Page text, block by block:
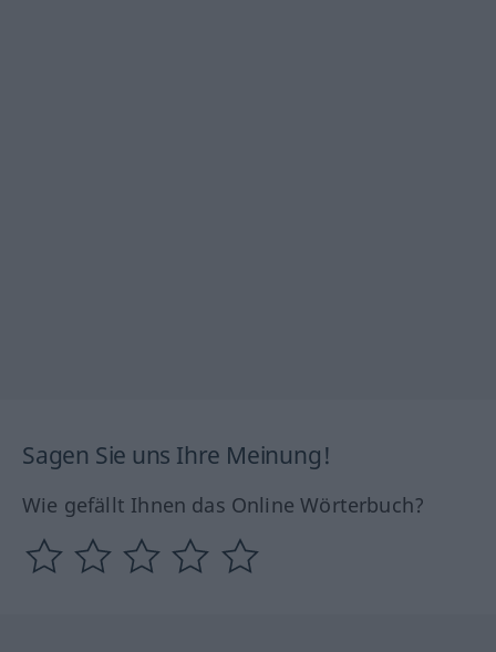
Sagen Sie uns Ihre Meinung!
Wie gefällt Ihnen das Online Wörterbuch?